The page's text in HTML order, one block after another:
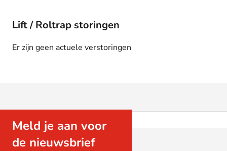
Lift / Roltrap storingen
Er zijn geen actuele verstoringen
Meld je aan voor
de nieuwsbrief